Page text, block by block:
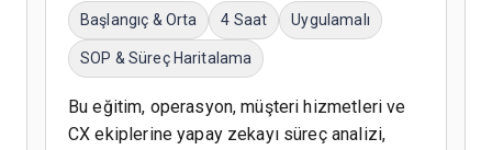
Başlangıç & Orta 4 Saat Uygulamalı
SOP & Süreç Haritalama
Bu eğitim, operasyon, müşteri hizmetleri ve
CX ekiplerine yapay zekayı süreç analizi,